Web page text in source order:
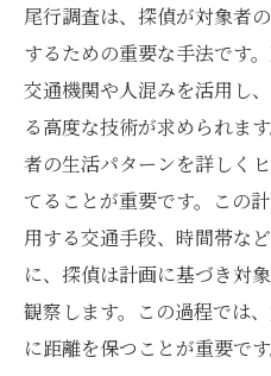
尾行調査は、探偵が対象者
するための重要な手法です
交通機関や人混みを活用し
る高度な技術が求められま
者の生活パターンを詳しく
てることが重要です。この
用する交通手段、時間帯な
に、探偵は計画に基づき対
観察します。この過程では
に距離を保つことが重要で